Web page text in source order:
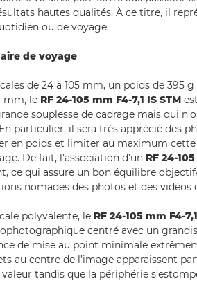
hautes qualités. À ce titre, il
ou de voyage.
de voyage
de 24 à 105 mm, un poids de 395
mm, le RF 24-105 mm F4-7,1 IS STM
souplesse de cadrage mais qui
particulier, il sera très apprécié des
en poids et limiter au maximum
De fait, l’association d’un RF 24-
ce qui assure un bon équilibre
nomades des photos et des vidéos
polyvalente, le RF 24-105 mm F4-
centré avec un
de mise au point minimale
au centre de l’image apparaissent
tandis que la périphérie